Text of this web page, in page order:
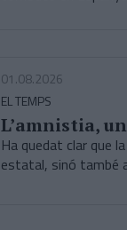
01.08.2026
EL TEMPS
L’amnistia,
Ha quedat clar que
estatal, sinó també